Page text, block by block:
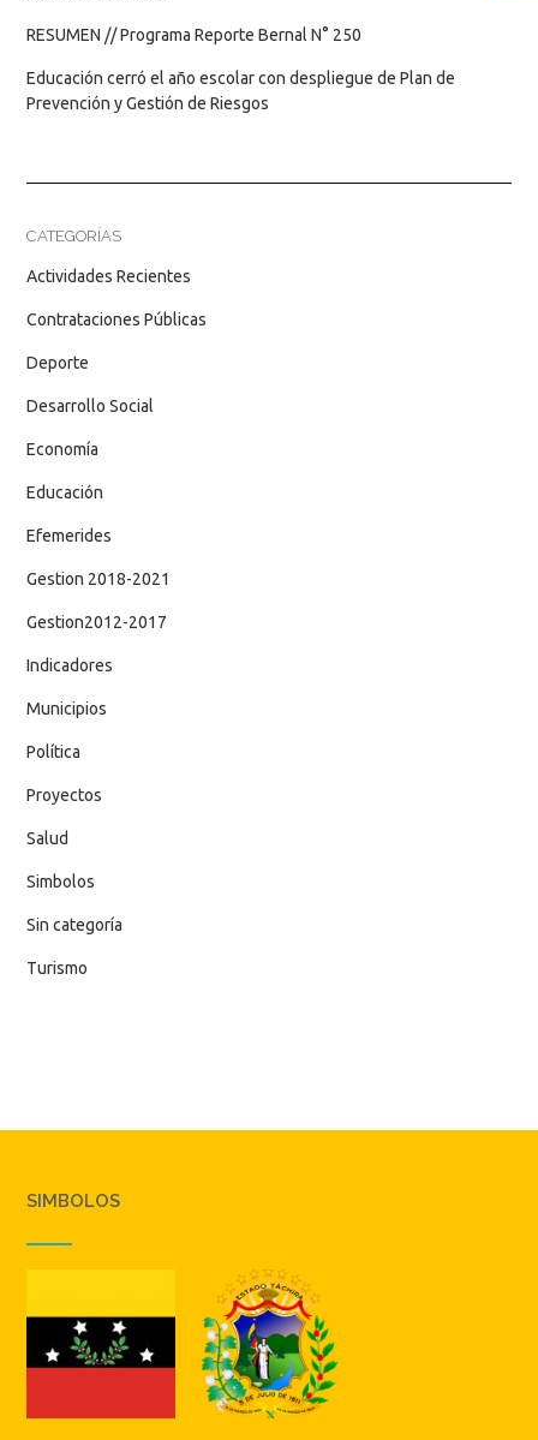
RESUMEN // Programa Reporte Bernal N° 250
Educación cerró el año escolar con despliegue de Plan de
Prevención y Gestión de Riesgos
CATEGORÍAS
Actividades Recientes
Contrataciones Públicas
Deporte
Desarrollo Social
Economía
Educación
Efemerides
Gestion 2018-2021
Gestion2012-2017
Indicadores
Municipios
Política
Proyectos
Salud
Simbolos
Sin categoría
Turismo
SIMBOLOS